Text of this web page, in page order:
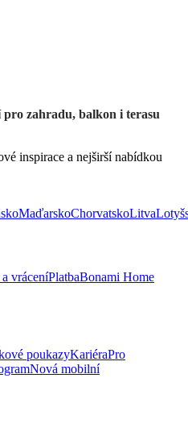
pro zahradu, balkon i terasu
inspirace a nejširší nabídkou
MaďarskoChorvatskoLitva
vráceníPlatbaBonami Home
poukazyKariéraPro
Nová mobilní